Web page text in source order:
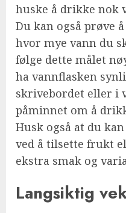
huske å drikke nok
Du kan også prøve
hvor mye vann du
følge dette målet
ha vannflasken
skrivebordet eller i
påminnet om å
Husk også at du
ved å tilsette frukt
ekstra smak og
Langsiktig